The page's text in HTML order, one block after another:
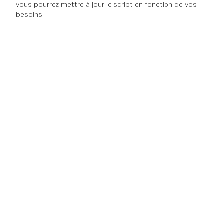
vous pourrez mettre à jour le script en fonction de vos
besoins.